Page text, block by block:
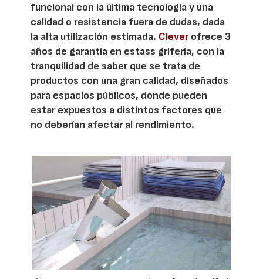
funcional con la última tecnología y una
calidad o resistencia fuera de dudas, dada
la alta utilización estimada. Cleverofrece 3
años de garantía en estass grifería, con la
tranquilidad de saber que se trata de
productos con una gran calidad, diseñados
para espacios públicos, donde pueden
estar expuestos a distintos factores que
no deberían afectar al rendimiento.